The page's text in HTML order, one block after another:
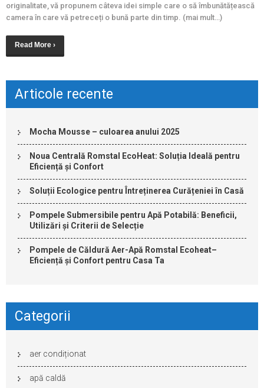
originalitate, vă propunem câteva idei simple care o să îmbunătățească
camera în care vă petreceți o bună parte din timp. (mai mult…)
Read More ›
Articole recente
Mocha Mousse – culoarea anului 2025
Noua Centrală Romstal EcoHeat: Soluția Ideală pentru
Eficiență și Confort
Soluții Ecologice pentru Întreținerea Curățeniei în Casă
Pompele Submersibile pentru Apă Potabilă: Beneficii,
Utilizări și Criterii de Selecție
Pompele de Căldură Aer-Apă Romstal Ecoheat–
Eficiență și Confort pentru Casa Ta
Categorii
aer condiționat
apă caldă